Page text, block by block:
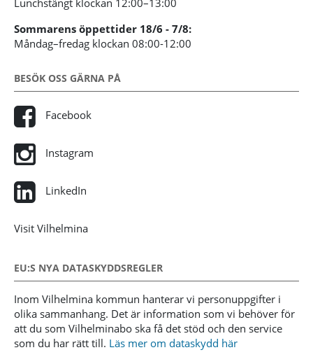
Sommarens öppettider 18/6 - 7/8:
Måndag–fredag klockan 08:00-12:00
BESÖK OSS GÄRNA PÅ
Facebook
Instagram
LinkedIn
Visit Vilhelmina
EU:S NYA DATASKYDDSREGLER
Inom Vilhelmina kommun hanterar vi personuppgifter i
olika sammanhang. Det är information som vi behöver för
att du som Vilhelminabo ska få det stöd och den service
som du har rätt till. Läs mer om dataskydd här